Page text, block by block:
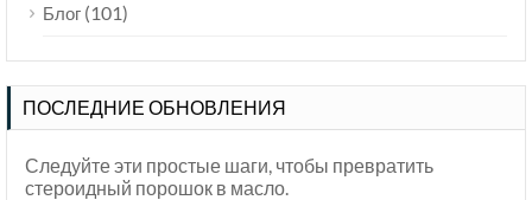
Блог (101)
ПОСЛЕДНИЕ ОБНОВЛЕНИЯ
Следуйте эти простые шаги, чтобы превратить
стероидный порошок в масло.